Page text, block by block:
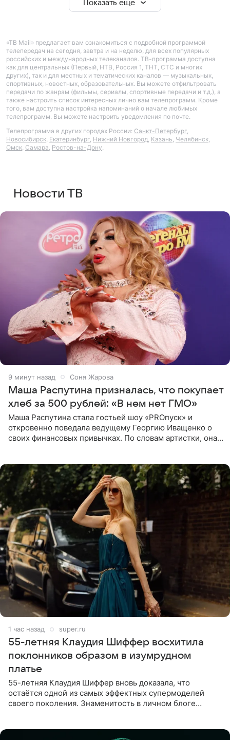
Показать еще
«ТВ Mail» предлагает вам ознакомиться с подробной программой
телепередач на сегодня, завтра и на неделю, для всех популярных
российских и международных телеканалов. ТВ-программа доступна
как для центральных (Первый, НТВ, Россия 1, ТНТ, СТС и многих
других), так и для местных и тематических каналов — музыкальных,
спортивных, новостных, образовательных. Вы можете отфильтровать
передачи по жанрам (фильмы, сериалы, спортивные передачи и т.д.), а
также настроить список интересных лично вам телепрограмм. Кроме
того, вам доступна настройка напоминаний о начале любимых
телепрограмм. Вы можете настроить уведомления по почте.
Телепрограмма в других городах России: Санкт-Петербург,
Новосибирск, Екатеринбург, Нижний Новгород, Казань, Челябинск,
Омск, Самара, Ростов-на-Дону.
Новости ТВ
10 минут назад Соня Жарова
Маша Распутина призналась, что покупает
хлеб за 500 рублей: «В нем нет ГМО»
Маша Распутина стала гостьей шоу «PROпуск» и
откровенно поведала ведущему Георгию Иващенко о
своих финансовых привычках. По словам артистки, она
1 час назад super.ru
55-летняя Клаудия Шиффер восхитила
поклонников образом в изумрудном
платье
55-летняя Клаудия Шиффер вновь доказала, что
остаётся одной из самых эффектных супермоделей
своего поколения. Знаменитость в личном блоге